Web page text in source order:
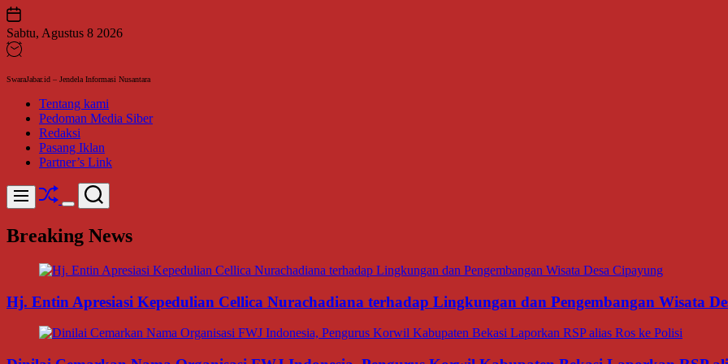
Skip
to
content
Sabtu, Agustus 8 2026
SwaraJabar.id – Jendela Informasi Nusantara
Tentang kami
Pedoman Media Siber
Redaksi
Pasang Iklan
Partner’s Link
Menu Shuffle
Switch
mode
Search
Breaking News
Hj. Entin Apresiasi Kepedulian Cellica Nurachadiana terhadap Lingkungan dan Pengembangan Wisata